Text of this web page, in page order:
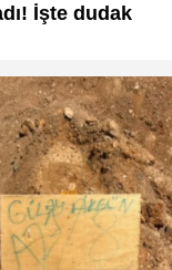
İşte dudak